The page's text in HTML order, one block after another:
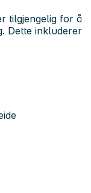
tilgjengelig for å
Dette inkluderer